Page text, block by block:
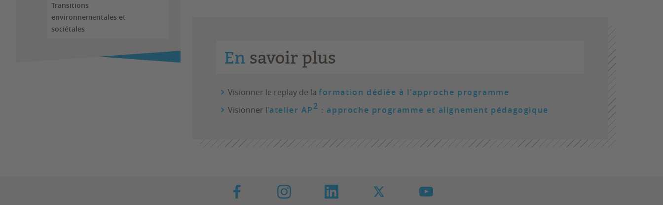
Transitions
environnementales et
sociétales
En savoir plus
Visionner le replay de la formation dédiée à l'approche programme
Visionner l'atelier AP2 : approche programme et alignement pédagogique